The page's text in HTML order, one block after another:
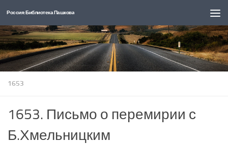
Перейти к содержимому
Россия: Библиотека Пашкова
1653
1653. Письмо о перемирии с
Б.Хмельницким